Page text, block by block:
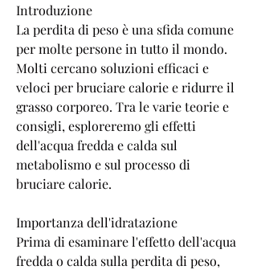
Introduzione
La perdita di peso è una sfida comune
per molte persone in tutto il mondo.
Molti cercano soluzioni efficaci e
veloci per bruciare calorie e ridurre il
grasso corporeo. Tra le varie teorie e
consigli, esploreremo gli effetti
dell'acqua fredda e calda sul
metabolismo e sul processo di
bruciare calorie.
Importanza dell'idratazione
Prima di esaminare l'effetto dell'acqua
fredda o calda sulla perdita di peso,